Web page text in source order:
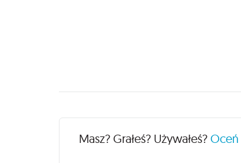
Recenzje
Masz? Grałeś? Używałeś? Oceń